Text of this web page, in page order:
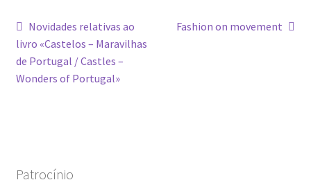
FEIRA DO LIVRO: Última semana da Campanha 50-15
Livros gratuitos de Fotografia
TOP 10
Navegação
de
artigos
Artigo
anterior:
Novidades relativas ao
livro «Castelos – Maravilhas
de Portugal / Castles –
Wonders of Portugal»
Artigo
Fashion on movement
Patrocínio